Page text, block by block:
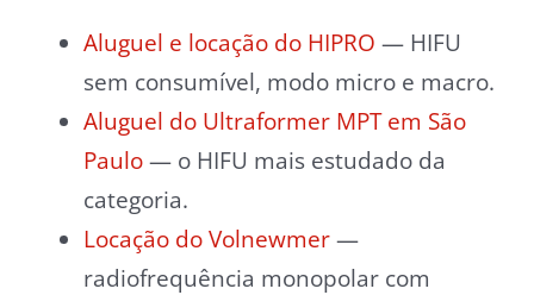
Aluguel e locação do HIPRO — HIFU
sem consumível, modo micro e macro.
Aluguel do Ultraformer MPT em São
Paulo — o HIFU mais estudado da
categoria.
Locação do Volnewmer —
radiofrequência monopolar com